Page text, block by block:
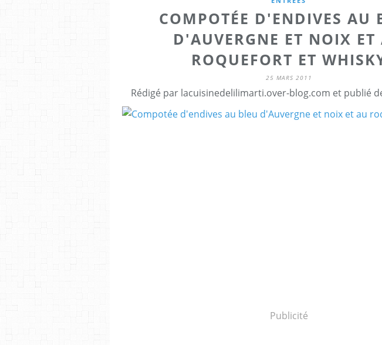
COMPOTÉE D'ENDIVES AU
D'AUVERGNE ET NOIX ET
ROQUEFORT ET
25 MARS 2011
Rédigé par lacuisinedelilimarti.over-blog.com et publié
Publicité